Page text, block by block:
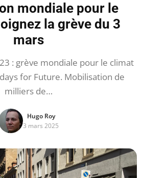
mondiale pour le
la grève du 3
mars
: grève mondiale pour le climat
for Future. Mobilisation de
milliers de…
Hugo Roy
3 mars 2025